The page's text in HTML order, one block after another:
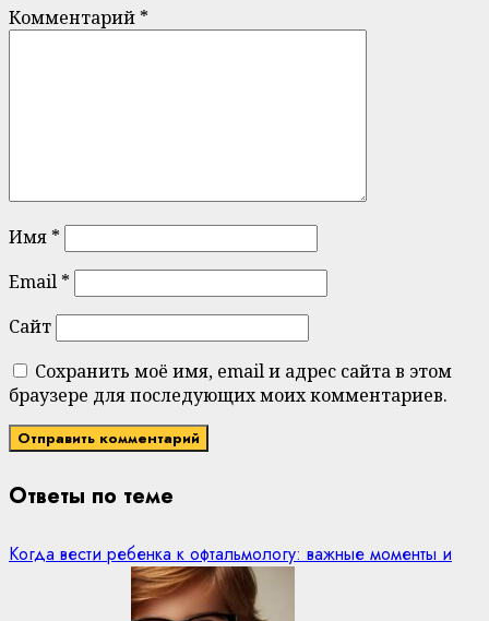
Комментарий *
Имя *
Email *
Сайт
Сохранить моё имя, email и адрес сайта в этом
браузере для последующих моих комментариев.
Ответы по теме
Когда вести ребенка к офтальмологу: важные моменты и